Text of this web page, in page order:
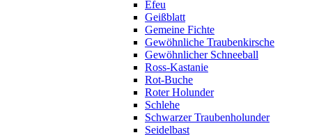
Efeu
Geißblatt
Gemeine Fichte
Gewöhnliche Traubenkirsche
Gewöhnlicher Schneeball
Ross-Kastanie
Rot-Buche
Roter Holunder
Schlehe
Schwarzer Traubenholunder
Seidelbast